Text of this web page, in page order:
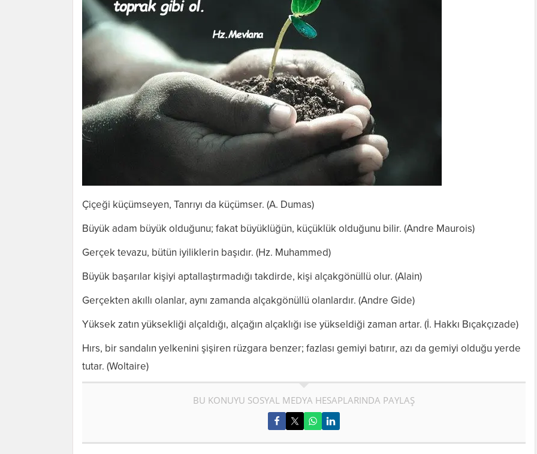
Çiçeği küçümseyen, Tanrıyı da küçümser. (A. Dumas)
Büyük adam büyük olduğunu; fakat büyüklüğün, küçüklük olduğunu bilir. (Andre Maurois)
Gerçek tevazu, bütün iyiliklerin başıdır. (Hz. Muhammed)
Büyük başarılar kişiyi aptallaştırmadığı takdirde, kişi alçakgönüllü olur. (Alain)
Gerçekten akıllı olanlar, aynı zamanda alçakgönüllü olanlardır. (Andre Gide)
Yüksek zatın yüksekliği alçaldığı, alçağın alçaklığı ise yükseldiği zaman artar. (İ. Hakkı Bıçakçızade)
Hırs, bir sandalın yelkenini şişiren rüzgara benzer; fazlası gemiyi batırır, azı da gemiyi olduğu yerde
tutar. (Woltaire)
BU KONUYU SOSYAL MEDYA HESAPLARINDA PAYLAŞ